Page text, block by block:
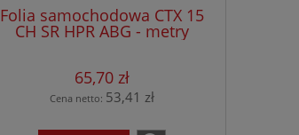
Folia samochodowa CTX 15
CH SR HPR ABG - metry
65,70 zł
Cena netto: 53,41 zł